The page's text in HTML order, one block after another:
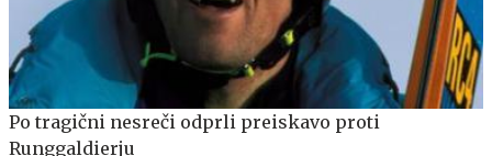
Po tragični nesreči odprli preiskavo proti
Runggaldierju